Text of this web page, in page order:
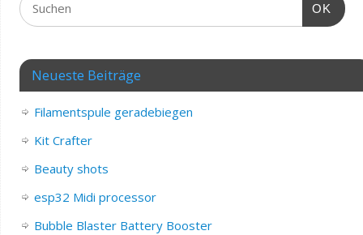
OK
Neueste Beiträge
Filamentspule geradebiegen
Kit Crafter
Beauty shots
esp32 Midi processor
Bubble Blaster Battery Booster